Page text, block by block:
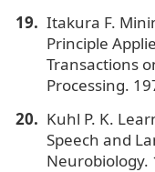
Itakura F.
Principle
Transactions
Processing.
Kuhl P. K.
Speech and
Neurobiology.